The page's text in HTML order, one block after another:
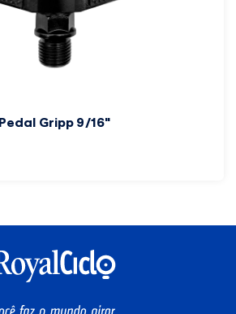
Pedal Gripp 9/16"